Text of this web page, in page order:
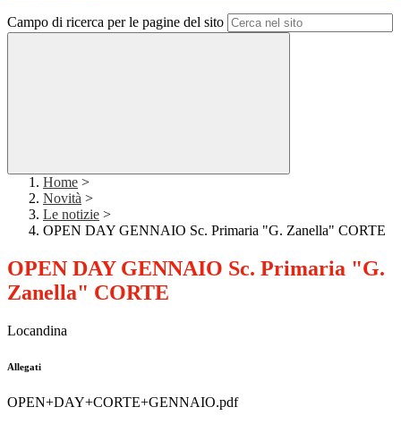
Campo di ricerca per le pagine del sito
Home >
Novità >
Le notizie >
OPEN DAY GENNAIO Sc. Primaria "G. Zanella" CORTE
OPEN DAY GENNAIO Sc. Primaria "G.
Zanella" CORTE
Locandina
Allegati
OPEN+DAY+CORTE+GENNAIO.pdf